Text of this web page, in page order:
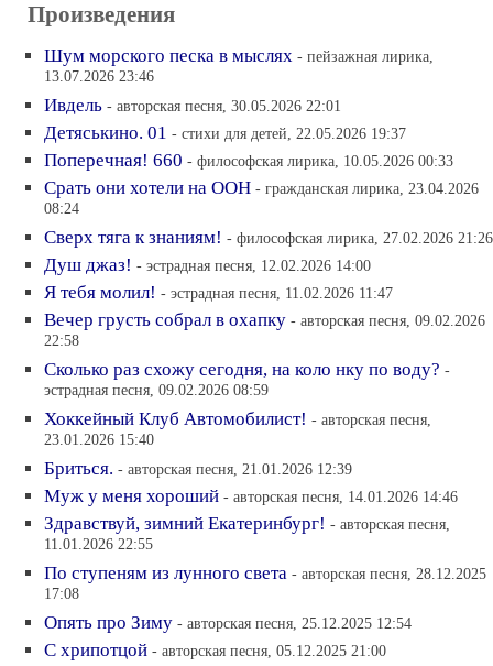
Произведения
Шум морского песка в мыслях - пейзажная лирика,
13.07.2026 23:46
Ивдель - авторская песня, 30.05.2026 22:01
Детяськино. 01 - стихи для детей, 22.05.2026 19:37
Поперечная! 660 - философская лирика, 10.05.2026 00:33
Срать они хотели на ООН - гражданская лирика, 23.04.2026
08:24
Сверх тяга к знаниям! - философская лирика, 27.02.2026 21:26
Душ джаз! - эстрадная песня, 12.02.2026 14:00
Я тебя молил! - эстрадная песня, 11.02.2026 11:47
Вечер грусть собрал в охапку - авторская песня, 09.02.2026
22:58
Сколько раз схожу сегодня, на коло нку по воду? -
эстрадная песня, 09.02.2026 08:59
Хоккейный Клуб Автомобилист! - авторская песня,
23.01.2026 15:40
Бриться. - авторская песня, 21.01.2026 12:39
Муж у меня хороший - авторская песня, 14.01.2026 14:46
Здравствуй, зимний Екатеринбург! - авторская песня,
11.01.2026 22:55
По ступеням из лунного света - авторская песня, 28.12.2025
17:08
Опять про Зиму - авторская песня, 25.12.2025 12:54
С хрипотцой - авторская песня, 05.12.2025 21:00